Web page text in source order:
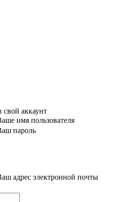
свой аккаунт
имя пользователя
пароль
адрес электронной почты